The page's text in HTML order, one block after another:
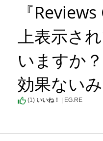
『
上表示さ
いますか
効果ない
(1) いいね！ | EG.RE